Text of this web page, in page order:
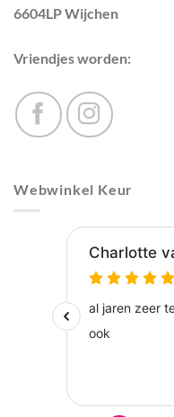
6604LP Wijchen
Vriendjes worden:
Webwinkel Keur